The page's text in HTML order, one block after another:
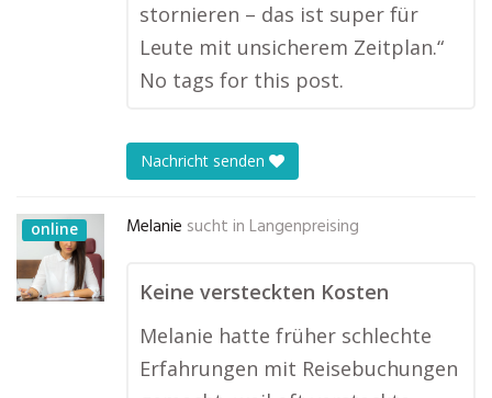
stornieren – das ist super für
Leute mit unsicherem Zeitplan.“
No tags for this post.
Nachricht senden
online Melanie sucht in Langenpreising
Keine versteckten Kosten
Melanie hatte früher schlechte
Erfahrungen mit Reisebuchungen